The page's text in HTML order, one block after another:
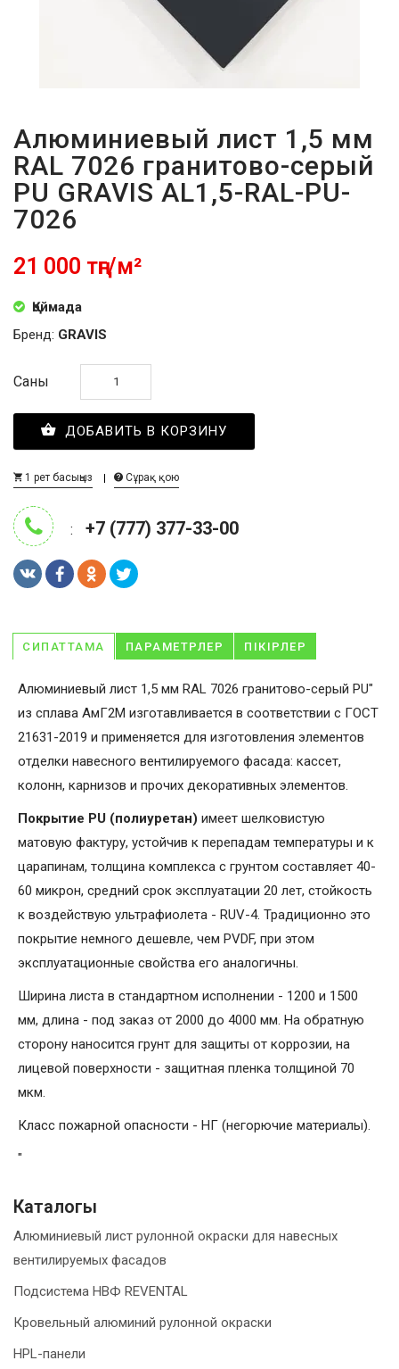
Алюминиевый лист 1,5 мм
RAL 7026 гранитово-серый
PU GRAVIS AL1,5-RAL-PU-
7026
21 000 тңг/м²
Қоймада
Бренд: GRAVIS
Саны
ДОБАВИТЬ В КОРЗИНУ
1 рет басыңыз Сұрақ қою
: +7 (777) 377-33-00
СИПАТТАМА ПАРАМЕТРЛЕР ПІКІРЛЕР
Алюминиевый лист 1,5 мм RAL 7026 гранитово-серый PU"
из сплава АмГ2М изготавливается в соответствии с ГОСТ
21631-2019 и применяется для изготовления элементов
отделки навесного вентилируемого фасада: кассет,
колонн, карнизов и прочих декоративных элементов.
Покрытие PU (полиуретан) имеет шелковистую
матовую фактуру, устойчив к перепадам температуры и к
царапинам, толщина комплекса с грунтом составляет 40-
60 микрон, средний срок эксплуатации 20 лет, стойкость
к воздействую ультрафиолета - RUV-4. Традиционно это
покрытие немного дешевле, чем PVDF, при этом
эксплуатационные свойства его аналогичны.
Ширина листа в стандартном исполнении - 1200 и 1500
мм, длина - под заказ от 2000 до 4000 мм. На обратную
сторону наносится грунт для защиты от коррозии, на
лицевой поверхности - защитная пленка толщиной 70
мкм.
Класс пожарной опасности - НГ (негорючие материалы).
"
Каталогы
Алюминиевый лист рулонной окраски для навесных
вентилируемых фасадов
Подсистема НВФ REVENTAL
Кровельный алюминий рулонной окраски
HPL-панели